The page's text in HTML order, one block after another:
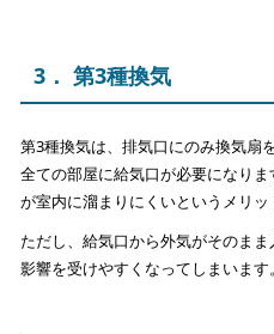
3． 第3種換気
第3種換気は、排気口にのみ換気扇
全ての部屋に給気口が必要になり
が室内に溜まりにくいというメリッ
ただし、給気口から外気がそのま
影響を受けやすくなってしまいます。